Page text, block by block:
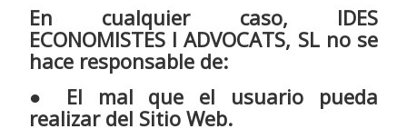
En cualquier caso, IDES
ECONOMISTES I ADVOCATS, SL no se
hace responsable de:
● El mal que el usuario pueda
realizar del Sitio Web.